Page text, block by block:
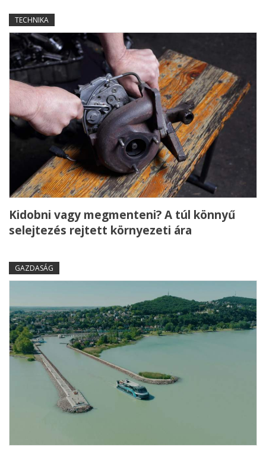
TECHNIKA
Kidobni vagy megmenteni? A túl könnyű
selejtezés rejtett környezeti ára
GAZDASÁG